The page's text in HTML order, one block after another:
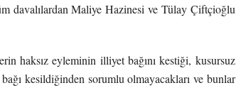
davalılardan Maliye Hazinesi ve Tülay Çiftçioğlu
haksız eyleminin illiyet bağını kestiği, kusursuz
kesildiğinden sorumlu olmayacakları ve bunlar